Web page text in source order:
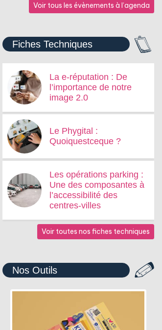
Voir tous les évènements à l’agenda
Fiches Techniques
La e-réputation : De
l’importance de notre
image 2.0
Le Phygital :
Quoiquestceque ?
Les opérations parking :
Une des composantes à
l’accessibilité des
centres-villes
Voir toutes nos fiches techniques
Nos Outils